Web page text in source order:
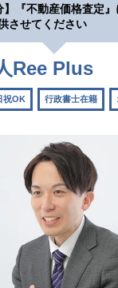
】『不動産価格査定
させてください
Ree Plus
祝OK 行政書士在籍